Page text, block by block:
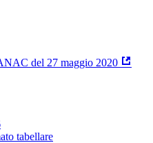
del 27 maggio 2020
tabellare